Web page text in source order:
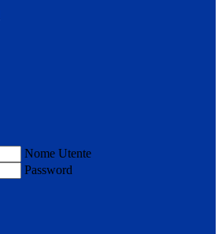
Nome Utente
Password